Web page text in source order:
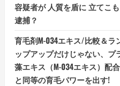
容疑者が 人質を盾に 立てこ
逮捕？
育毛剤M-034エキス/比較＆ラ
ップアップだけじゃない、プ
藻エキス（M-034エキス）配
と同等の育毛パワーを出す!